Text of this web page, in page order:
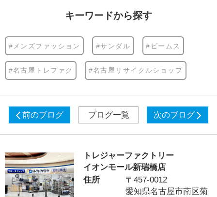
キーワードから探す
#メンズファッション #サンダル #ビームス
#名古屋トレファク #名古屋リサイクルショップ
前のブログ ブログ一覧 次のブログ
トレジャーファクトリー
イオンモール新瑞橋店
住所
〒457-0012
愛知県名古屋市南区菊